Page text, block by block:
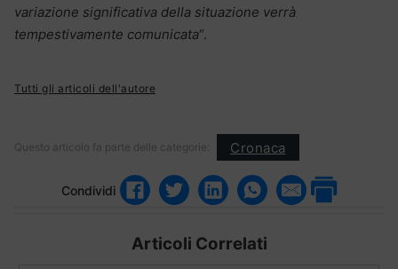
variazione significativa della situazione verrà
tempestivamente comunicata“.
Tutti gli articoli dell'autore
Questo articolo fa parte delle categorie: Cronaca
Condividi
Articoli Correlati